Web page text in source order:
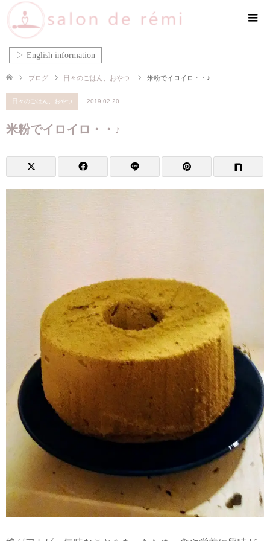
▷ English information
ブログ 日々のごはん、おやつ 米粉でイロイロ・・♪
日々のごはん、おやつ 2019.02.20
米粉でイロイロ・・♪